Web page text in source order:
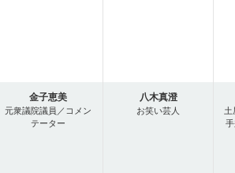
金子恵美
元衆議院議員／コメン
テーター
八木真澄
お笑い芸人
土